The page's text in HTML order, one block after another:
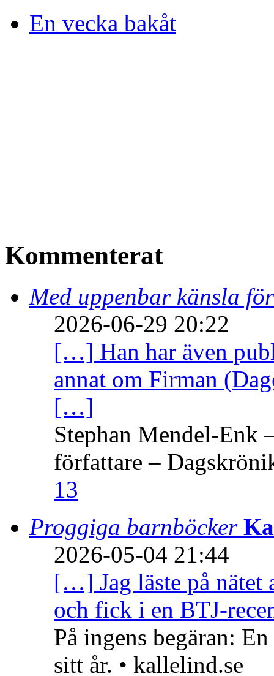
En vecka bakåt
Kommenterat
Med uppenbar känsla
2026-06-29 20:22
[…] Han har även
annat om Firman
[…]
Stephan Mendel-Enk
författare –
13
Proggiga barnböcker
2026-05-04 21:44
[…] Jag läste på nätet
och fick i en BTJ-
På ingens begäran:
sitt år. • kallelind.se